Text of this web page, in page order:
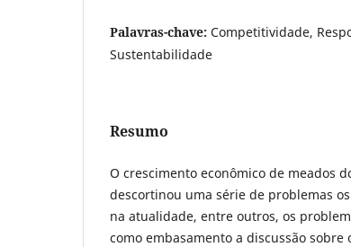
Palavras-chave: Competitividade,
Sustentabilidade
Resumo
O crescimento econômico de meados
descortinou uma série de problemas
na atualidade, entre outros, os
como embasamento a discussão sobre